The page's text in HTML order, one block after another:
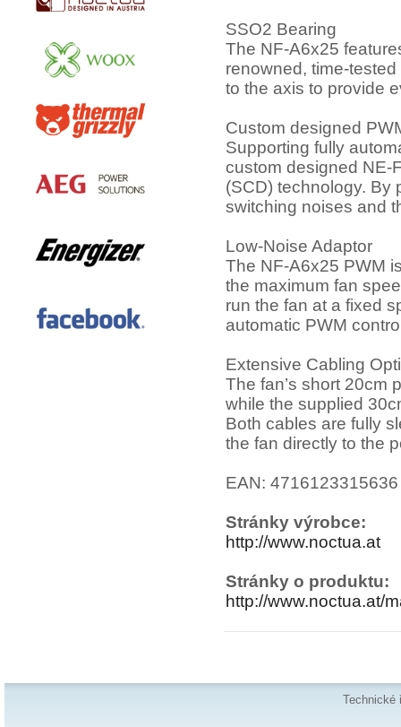
SSO2 Bearing
The NF-A6x25
renowned, time-
to the axis to provide
Custom designed
Supporting fully
custom designed NE-
(SCD) technology. By
switching noises and
Low-Noise Adaptor
The NF-A6x25 PWM
the maximum fan
run the fan at a fixed
automatic PWM
Extensive Cabling
The fan’s short 20cm
while the supplied
Both cables are fully
the fan directly to the
EAN: 4716123315636
Stránky výrobce:
http://www.noctua.at
Stránky o produktu:
http://www.noctua.at/